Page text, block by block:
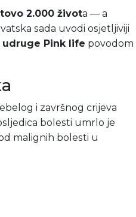
2.000 života — a
sada uvodi osjetljiviji
udruge Pink life povodom
i završnog crijeva
bolesti umrlo je
malignih bolesti u